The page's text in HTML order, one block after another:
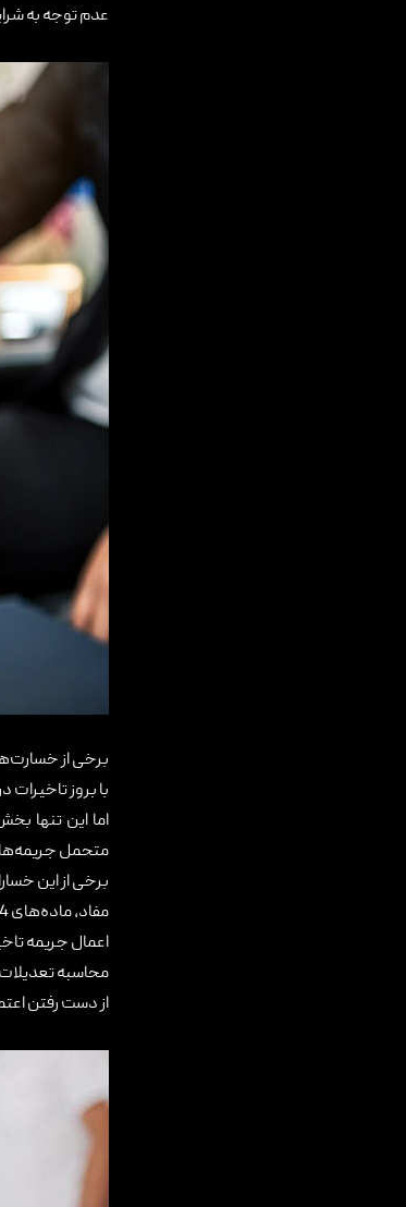
عدم توجه به
برخی از
با بروز
اما این تنها
متحمل
برخی از این
مفاد، ماده‌های 4، 5 ،6 ،7 و 46 شرایط عمومی پیمان
اعمال جریمه تاخیرات
محاسبه
از دست رفتن